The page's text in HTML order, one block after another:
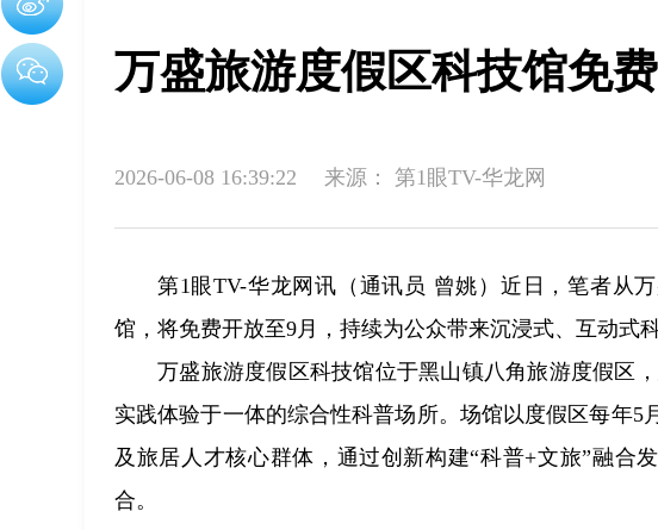
万盛旅游度假区科技馆免
2026-06-08 16:39:22 来源： 第1眼TV-华龙网
第1眼TV-华龙网讯（通讯员 曾姚）近日，笔者从
馆，将免费开放至9月，持续为公众带来沉浸式、互动式科
万盛旅游度假区科技馆位于黑山镇八角旅游度假区
实践体验于一体的综合性科普场所。场馆以度假区每年5
及旅居人才核心群体，通过创新构建“科普+文旅”融合
合。